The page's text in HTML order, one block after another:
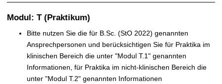
Modul: T (Praktikum)
Bitte nutzen Sie die für B.Sc. (StO 2022) genannten
Ansprechpersonen und berücksichtigen Sie für Praktika im
klinischen Bereich die unter "Modul T.1" genannten
Informationen, für Praktika im nicht-klinischen Bereich die
unter "Modul T.2" genannten Informationen